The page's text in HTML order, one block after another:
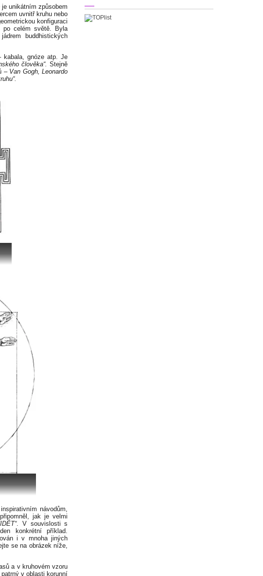
unikátním způsobem
uvnitř kruhu nebo
konfiguraci
po celém světě. Byla
buddhistických
kabala, gnóze atp. Je
člověka“. Stejně
–Van Gogh, Leonardo
návodům,
jak je velmi
. V souvislosti s
konkrétní příklad.
i v mnoha jiných
se na obrázek níže,
a v kruhovém vzoru
v oblasti korunní